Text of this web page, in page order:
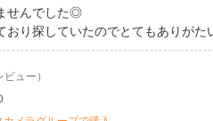
せんでした◎
り探していたのでとてもありがた
ュー）